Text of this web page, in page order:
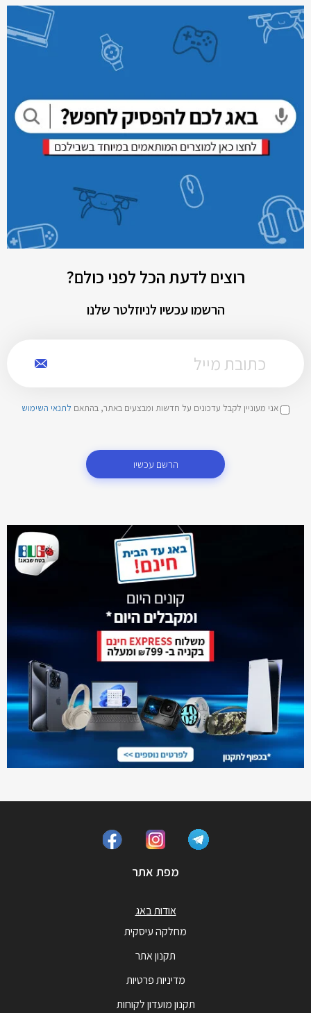
רוצים לדעת הכל לפני כולם?
הרשמו עכשיו לניוזלטר שלנו
אני מעוניין לקבל עדכונים על חדשות ומבצעים באתר, בהתאם לתנאי השימוש
הרשם עכשיו
מפת אתר
אודות באג
מחלקה עיסקית
תקנון אתר
מדיניות פרטיות
תקנון מועדון לקוחות